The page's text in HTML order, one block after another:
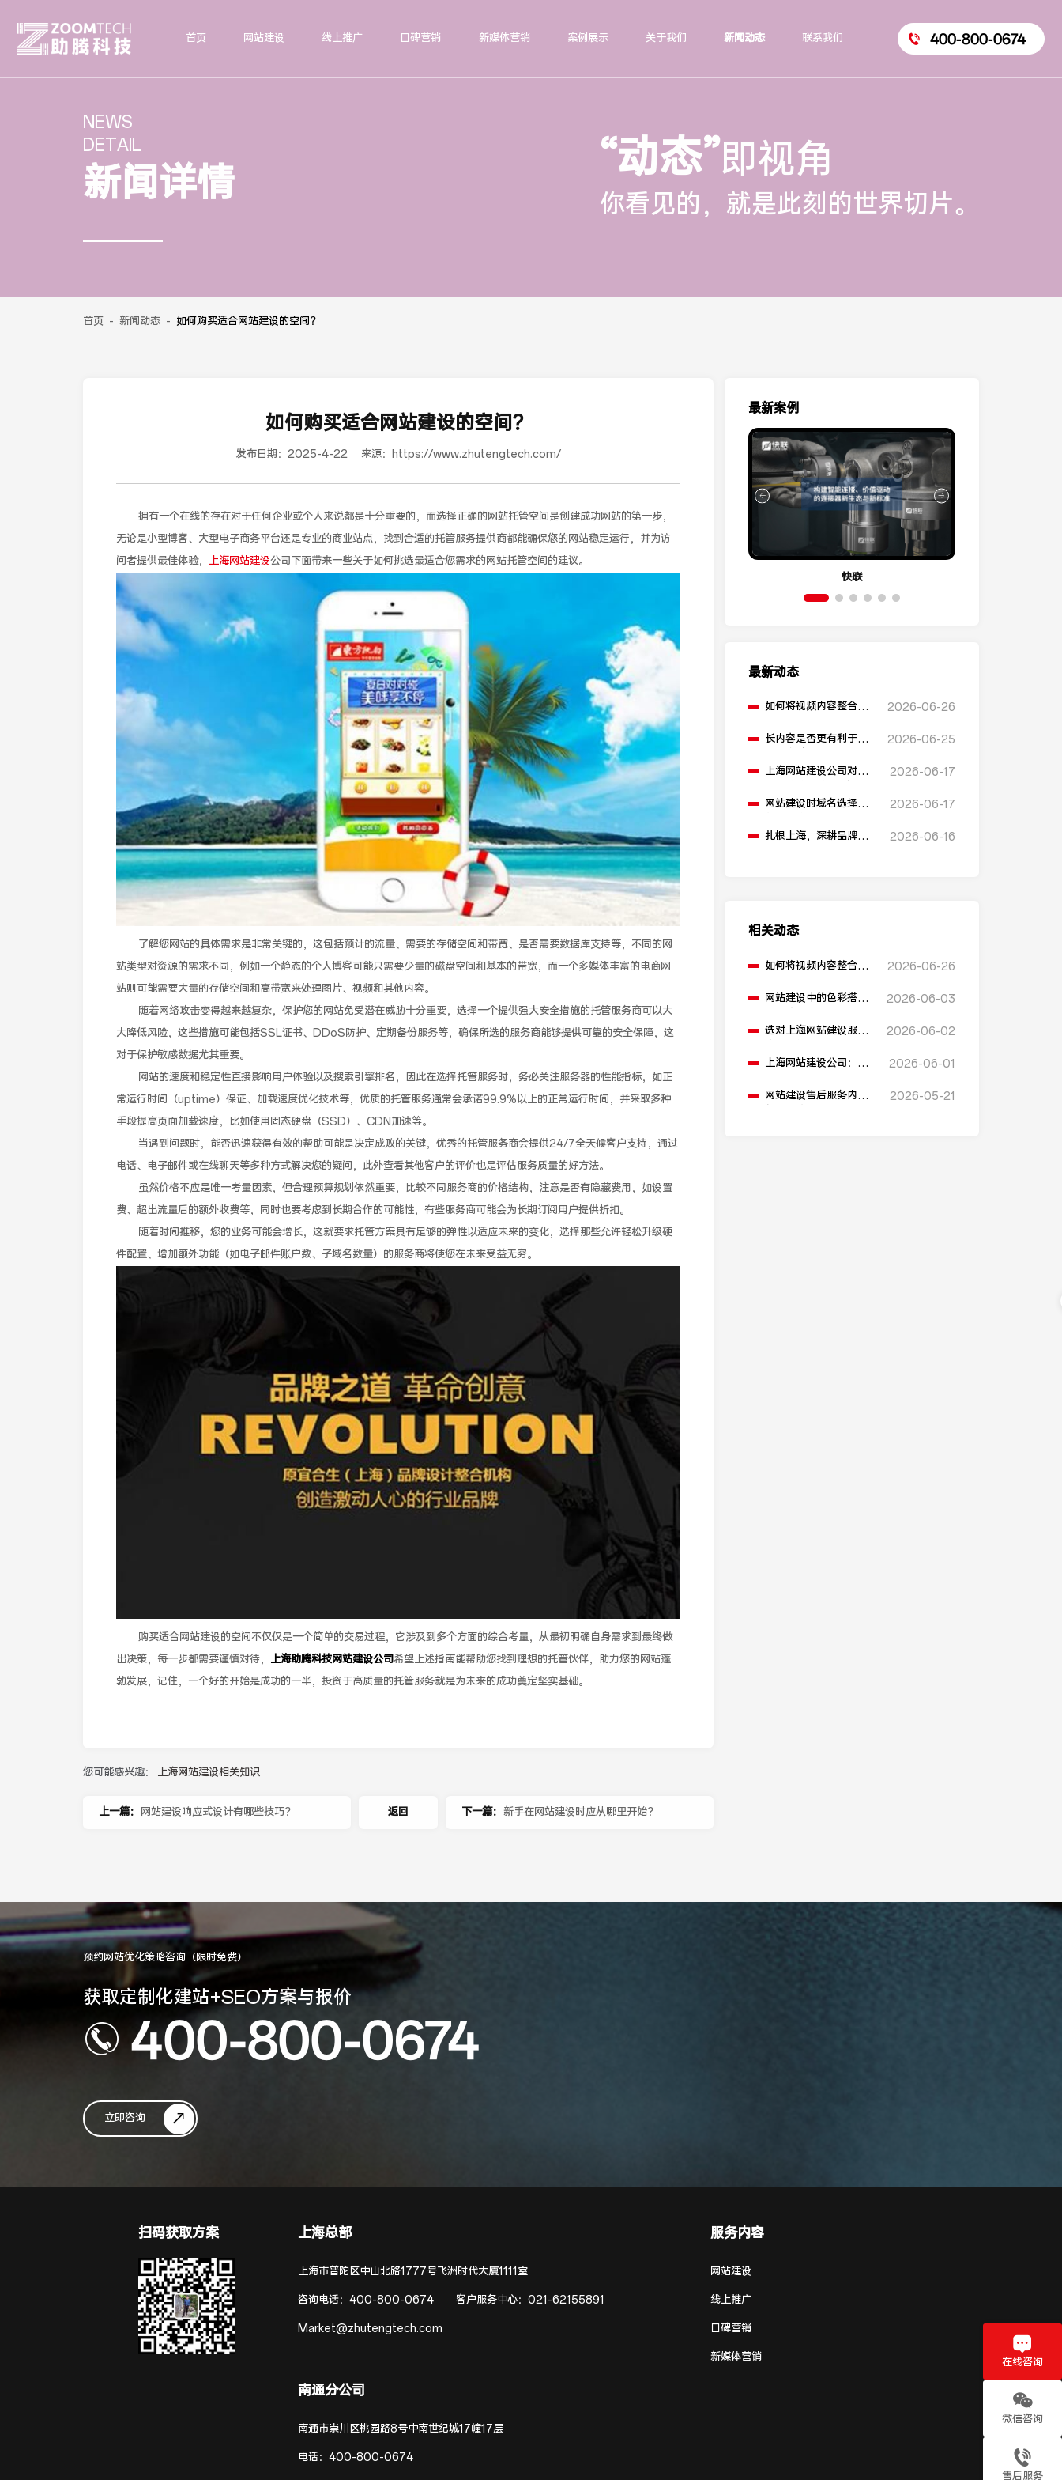
首页 网站建设 线上推广 口碑营销 新媒体营销 案例展示 关于我们 新闻动态 联系我们 400-800-0674
NEWS
DETAIL
新闻详情 “动态”即视角
你看见的，就是此刻的世界切片。
首页 - 新闻动态 - 如何购买适合网站建设的空间？
如何购买适合网站建设的空间？
发布日期： 2025-4-22 来源： https://www.zhutengtech.com/
拥有一个在线的存在对于任何企业或个人来说都是十分重要的，而选择正确的网站托管空间是创建成功网站的第一步，
无论是小型博客、大型电子商务平台还是专业的商业站点，找到合适的托管服务提供商都能确保您的网站稳定运行，并为访
问者提供最佳体验， 上海网站建设公司下面带来一些关于如何挑选最适合您需求的网站托管空间的建议。
了解您网站的具体需求是非常关键的，这包括预计的流量、需要的存储空间和带宽、是否需要数据库支持等，不同的网
站类型对资源的需求不同，例如一个静态的个人博客可能只需要少量的磁盘空间和基本的带宽，而一个多媒体丰富的电商网
站则可能需要大量的存储空间和高带宽来处理图片、视频和其他内容。
随着网络攻击变得越来越复杂，保护您的网站免受潜在威胁十分重要，选择一个提供强大安全措施的托管服务商可以大
大降低风险，这些措施可能包括SSL证书、DDoS防护、定期备份服务等，确保所选的服务商能够提供可靠的安全保障，这
对于保护敏感数据尤其重要。
网站的速度和稳定性直接影响用户体验以及搜索引擎排名，因此在选择托管服务时，务必关注服务器的性能指标，如正
常运行时间（uptime）保证、加载速度优化技术等，优质的托管服务通常会承诺99.9%以上的正常运行时间，并采取多种
手段提高页面加载速度，比如使用固态硬盘（SSD）、CDN加速等。
当遇到问题时，能否迅速获得有效的帮助可能是决定成败的关键，优秀的托管服务商会提供24/7全天候客户支持，通过
电话、电子邮件或在线聊天等多种方式解决您的疑问，此外查看其他客户的评价也是评估服务质量的好方法。
虽然价格不应是唯一考量因素，但合理预算规划依然重要，比较不同服务商的价格结构，注意是否有隐藏费用，如设置
费、超出流量后的额外收费等，同时也要考虑到长期合作的可能性，有些服务商可能会为长期订阅用户提供折扣。
随着时间推移，您的业务可能会增长，这就要求托管方案具有足够的弹性以适应未来的变化，选择那些允许轻松升级硬
件配置、增加额外功能（如电子邮件账户数、子域名数量）的服务商将使您在未来受益无穷。
购买适合网站建设的空间不仅仅是一个简单的交易过程，它涉及到多个方面的综合考量，从最初明确自身需求到最终做
出决策，每一步都需要谨慎对待， 上海助腾科技网站建设公司希望上述指南能帮助您找到理想的托管伙伴，助力您的网站蓬
勃发展，记住，一个好的开始是成功的一半，投资于高质量的托管服务就是为未来的成功奠定坚实基础。
您可能感兴趣： 上海网站建设相关知识
上一篇： 网站建设响应式设计有哪些技巧？ 下一篇： 新手在网站建设时应从哪里开始？
返回
最新案例
快联
最新动态
如何将视频内容整合到
2026-06-26
长内容是否更有利于
2026-06-25
上海网站建设公司对
如何选择您的可靠伙
2026-06-17
网站建设时域名选择有
2026-06-17
扎根上海，深耕品牌营
2026-06-16
相关动态
如何将视频内容整合到
2026-06-26
网站建设中的色彩搭配
2026-06-03
选对上海网站建设服务
不踩坑
2026-06-02
上海网站建设公司：如
功能？
2026-06-01
网站建设售后服务内容
2026-05-21
预约网站优化策略咨询（限时免费）
获取定制化建站+SEO方案与报价
400-800-0674
立即咨询
扫码获取方案 上海总部
上海市普陀区中山北路1777号飞洲时代大厦1111室
咨询电话：400-800-0674 客户服务中心：021-62155891
Market@zhutengtech.com
南通分公司
南通市崇川区桃园路8号中南世纪城17幢17层
电话：400-800-0674
服务内容
网站建设
线上推广
口碑营销
新媒体营销 在线咨询
微信咨询
售后服务